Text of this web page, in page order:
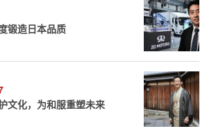
锻造日本品质
文化，为和服重塑未来